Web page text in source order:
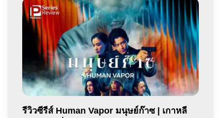
รีวิวซีรีส์ Human Vapor มนุษย์ก๊าซ | เกาหลี